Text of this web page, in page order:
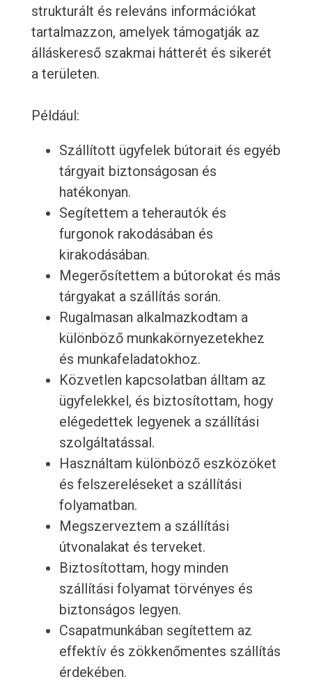
strukturált és releváns információkat
tartalmazzon, amelyek támogatják az
álláskereső szakmai hátterét és sikerét
a területen.
Például:
Szállított ügyfelek bútorait és egyéb
tárgyait biztonságosan és
hatékonyan.
Segítettem a teherautók és
furgonok rakodásában és
kirakodásában.
Megerősítettem a bútorokat és más
tárgyakat a szállítás során.
Rugalmasan alkalmazkodtam a
különböző munkakörnyezetekhez
és munkafeladatokhoz.
Közvetlen kapcsolatban álltam az
ügyfelekkel, és biztosítottam, hogy
elégedettek legyenek a szállítási
szolgáltatással.
Használtam különböző eszközöket
és felszereléseket a szállítási
folyamatban.
Megszerveztem a szállítási
útvonalakat és terveket.
Biztosítottam, hogy minden
szállítási folyamat törvényes és
biztonságos legyen.
Csapatmunkában segítettem az
effektív és zökkenőmentes szállítás
érdekében.